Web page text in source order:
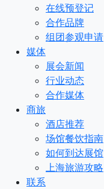
在线预登记
合作品牌
组团参观申请
媒体
展会新闻
行业动态
合作媒体
商旅
酒店推荐
场馆餐饮指南
如何到达展馆
上海旅游攻略
联系